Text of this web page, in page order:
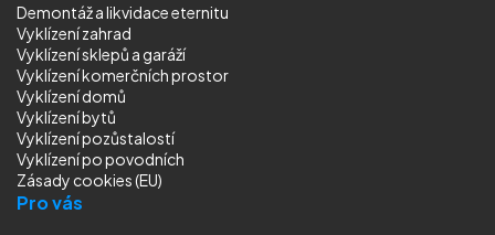
Demontáž a likvidace eternitu
Vyklízení zahrad
Vyklízení sklepů a garáží
Vyklízení komerčních prostor
Vyklízení domů
Vyklízení bytů
Vyklízení pozůstalostí
Vyklízenípo povodních
Zásady cookies (EU)
Pro vás